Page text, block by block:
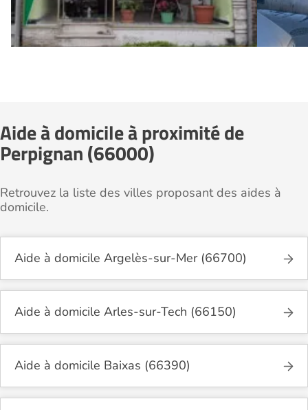
Aide à domicile à proximité de
Perpignan (66000)
Retrouvez la liste des villes proposant des aides à
domicile.
Aide à domicile Argelès-sur-Mer (66700)
Aide à domicile Arles-sur-Tech (66150)
Aide à domicile Baixas (66390)